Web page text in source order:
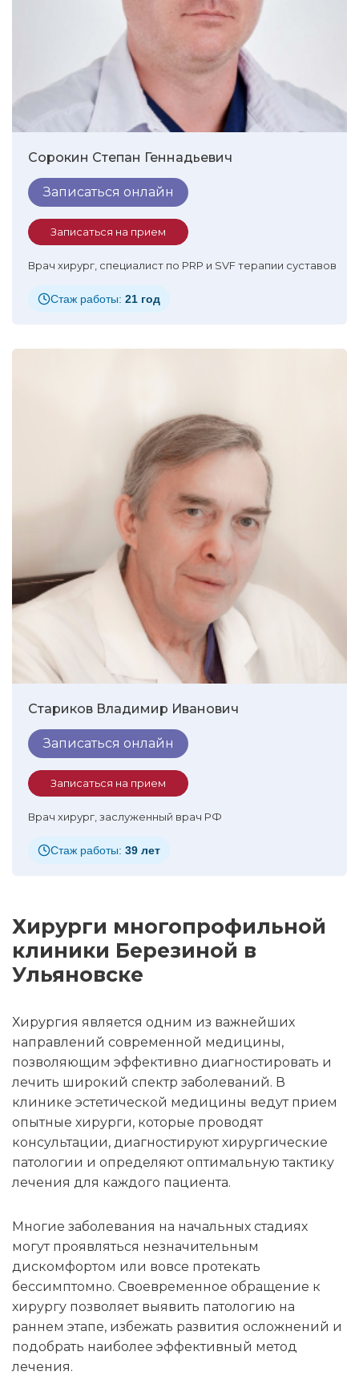
Сорокин Степан Геннадьевич
Записаться онлайн
Записаться на прием
Врач хирург, специалист по PRP и SVF терапии суставов
Стаж работы: 21 год
Стариков Владимир Иванович
Записаться онлайн
Записаться на прием
Врач хирург, заслуженный врач РФ
Стаж работы: 39 лет
Хирурги многопрофильной
клиники Березиной в
Ульяновске
Хирургия является одним из важнейших
направлений современной медицины,
позволяющим эффективно диагностировать и
лечить широкий спектр заболеваний. В
клинике эстетической медицины ведут прием
опытные хирурги, которые проводят
консультации, диагностируют хирургические
патологии и определяют оптимальную тактику
лечения для каждого пациента.
Многие заболевания на начальных стадиях
могут проявляться незначительным
дискомфортом или вовсе протекать
бессимптомно. Своевременное обращение к
хирургу позволяет выявить патологию на
раннем этапе, избежать развития осложнений и
подобрать наиболее эффективный метод
лечения.